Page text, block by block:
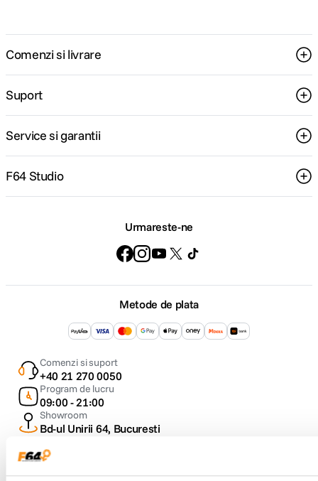
Comenzi si livrare
Suport
Service si garantii
F64 Studio
Urmareste-ne
Metode de plata
Comenzi si suport
+40 21 270 0050
Program de lucru
09:00 - 21:00
Showroom
Bd-ul Unirii 64, Bucuresti